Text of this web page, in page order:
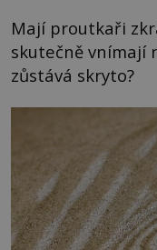
Mají proutkaři
skutečně vnímají
zůstává skryto?